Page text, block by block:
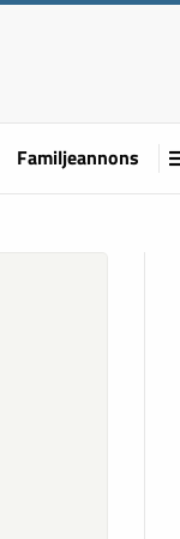
Familjeannons